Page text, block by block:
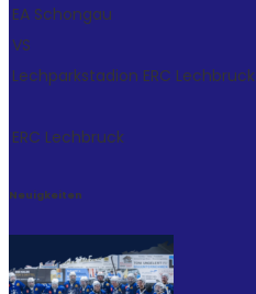
EA Schongau
VS
Lechparkstadion ERC Lechbruck
ERC Lechbruck
Neuigkeiten